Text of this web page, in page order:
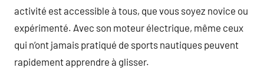
activité est accessible à tous, que vous soyez novice ou
expérimenté. Avec son moteur électrique, même ceux
qui n’ont jamais pratiqué de sports nautiques peuvent
rapidement apprendre à glisser.